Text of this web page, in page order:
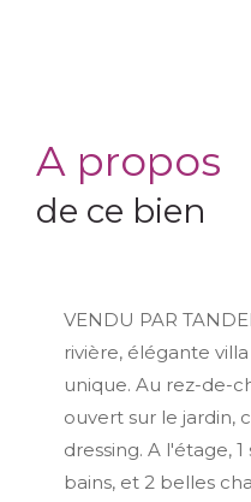
a propos
de ce bien
VENDU PAR
rivière, élégante
unique. Au rez-de-
ouvert sur le jardin,
dressing. A l'étage,
bains, et 2 belles